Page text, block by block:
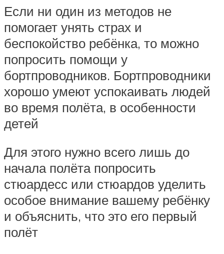
Если ни один из методов не
помогает унять страх и
беспокойство ребёнка, то можно
попросить помощи у
бортпроводников. Бортпроводники
хорошо умеют успокаивать людей
во время полёта, в особенности
детей
Для этого нужно всего лишь до
начала полёта попросить
стюардесс или стюардов уделить
особое внимание вашему ребёнку
и объяснить, что это его первый
полёт